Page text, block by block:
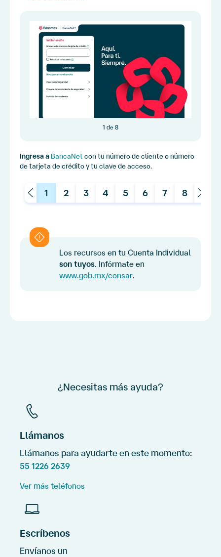
1 de 8
Ingresa a BancaNet con tu número de cliente o número
de tarjeta de crédito y tu clave de acceso.
Los recursos en tu Cuenta Individual
son tuyos. Infórmate en
www.gob.mx/consar.
¿Necesitas más ayuda?
Llámanos
Llámanos para ayudarte en este momento:
55 1226 2639
Ver más teléfonos
Escríbenos
Envíanos un